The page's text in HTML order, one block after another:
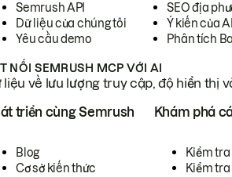
Semrush API
Dữ liệu của chúng tôi
Yêu cầu demo
SEO địa
Ý kiến của
Phân tích
NỐI SEMRUSH MCP VỚI AI
liệu về lưu lượng truy cập, độ hiển thị
triển cùng Semrush
Blog
Cơ sở kiến thức
Khám phá
Kiểm
Kiểm tra